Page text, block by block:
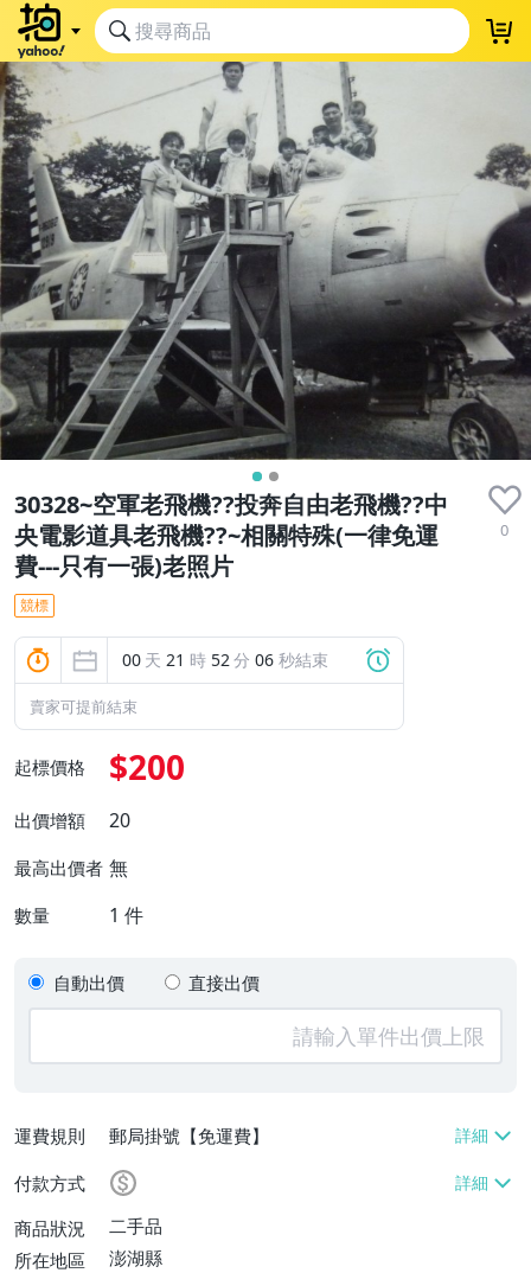
30328~空軍老飛機??投奔自由老飛機??中
央電影道具老飛機??~相關特殊(一律免運
費---只有一張)老照片
0
競標
00 天 21 時 52分 06 秒結束
賣家可提前結束
起標價格 $200
出價增額 20
最高出價者 無
數量 1 件
自動出價 直接出價
運費規則
郵局掛號【免運費】
付款方式
商品狀況
二手品
所在地區
澎湖縣